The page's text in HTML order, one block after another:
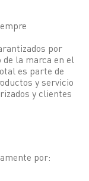
por
la marca en el
es parte de
y servicio
y clientes
por: